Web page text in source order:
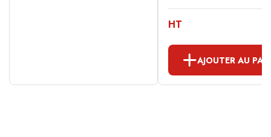
HT
AJOUTER AU